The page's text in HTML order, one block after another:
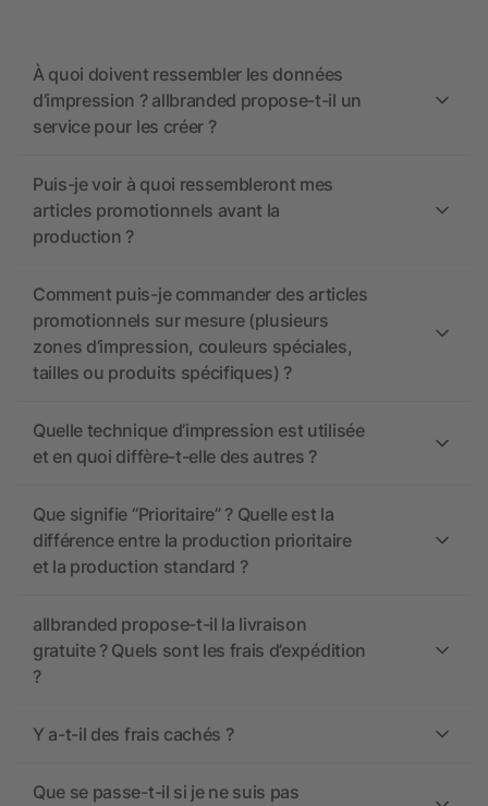
À quoi doivent ressembler les données
d’impression ? allbranded propose-t-il un
service pour les créer ?
Puis-je voir à quoi ressembleront mes
articles promotionnels avant la
production ?
Comment puis-je commander des articles
promotionnels sur mesure (plusieurs
zones d’impression, couleurs spéciales,
tailles ou produits spécifiques) ?
Quelle technique d’impression est utilisée
et en quoi diffère-t-elle des autres ?
Que signifie “Prioritaire” ? Quelle est la
différence entre la production prioritaire
et la production standard ?
allbranded propose-t-il la livraison
gratuite ? Quels sont les frais d’expédition
?
Y a-t-il des frais cachés ?
Que se passe-t-il si je ne suis pas